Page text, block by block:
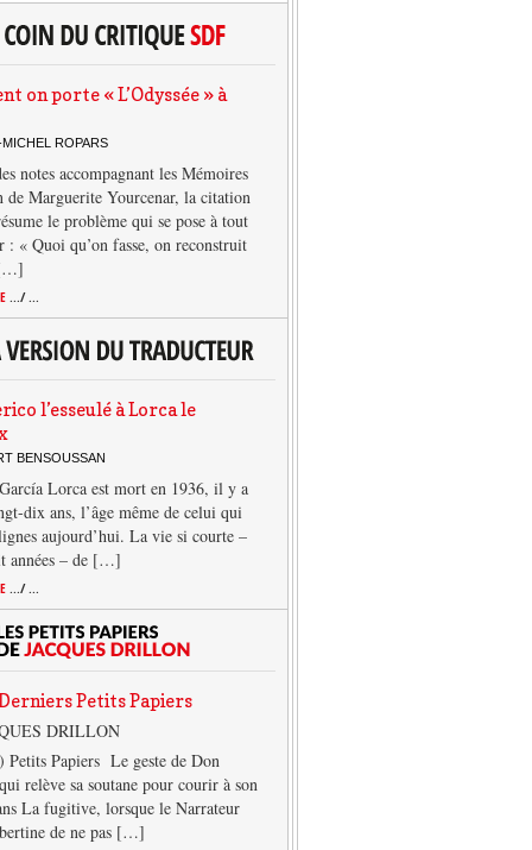
on porte « L’Odyssée » à
ROPARS
notes accompagnant les Mémoires
de Marguerite Yourcenar, la citation
le problème qui se pose à tout
: « Quoi qu’on fasse, on reconstruit
.../ ...
l’esseulé à Lorca le
BENSOUSSAN
Lorca est mort en 1936, il y a
dix ans, l’âge même de celui qui
aujourd’hui. La vie si courte –
années – de […]
.../ ...
Petits Papiers
DRILLON
Petits Papiers Le geste de Don
relève sa soutane pour courir à son
La fugitive, lorsque le Narrateur
de ne pas […]